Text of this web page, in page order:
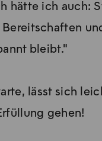
hätte ich auch:
bleibt."
lässt sich
gehen!